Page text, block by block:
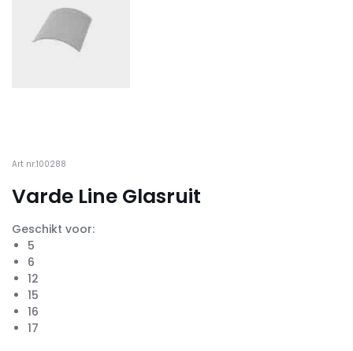
Art nr:100288
Varde Line Glasruit
Geschikt voor:
5
6
12
15
16
17